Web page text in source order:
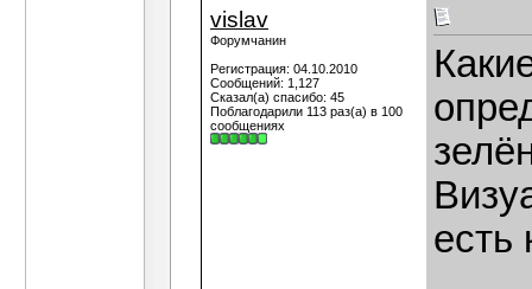
vislav
Форумчанин
Регистрация: 04.10.2010
Сообщений: 1,127
Сказал(а) спасибо: 45
Поблагодарили 113 раз(а) в 100
сообщениях
есть